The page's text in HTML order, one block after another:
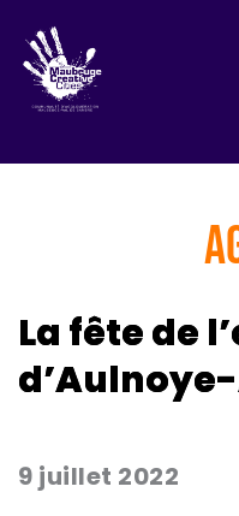
La fête de
9 juillet 2022